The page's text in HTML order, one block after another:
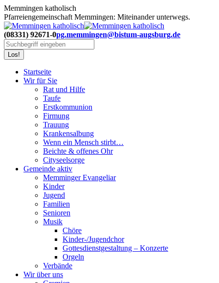
Zum
Inhalt
springen
Memmingen katholisch
Pfarreiengemeinschaft Memmingen: Miteinander unterwegs.
(08331) 92671-0pg.memmingen@bistum-augsburg.de
Search:
Startseite
Wir für Sie
Rat und Hilfe
Taufe
Erstkommunion
Firmung
Trauung
Krankensalbung
Wenn ein Mensch stirbt…
Beichte & offenes Ohr
Cityseelsorge
Gemeinde aktiv
Memminger Evangeliar
Kinder
Jugend
Familien
Senioren
Musik
Chöre
Kinder-/Jugendchor
Gottesdienstgestaltung – Konzerte
Orgeln
Verbände
Wir über uns